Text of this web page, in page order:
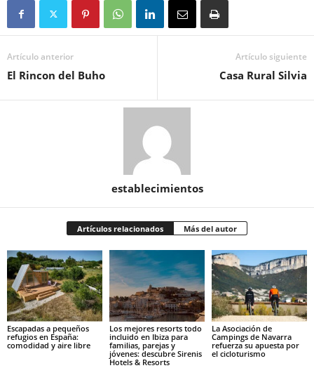
Artículo anterior
El Rincon del Buho
Artículo siguiente
Casa Rural Silvia
establecimientos
Artículos relacionados Más del autor
Escapadas a pequeños
refugios en España:
comodidad y aire libre
Los mejores resorts todo
incluido en Ibiza para
familias, parejas y
jóvenes: descubre Sirenis
Hotels & Resorts
La Asociación de
Campings de Navarra
refuerza su apuesta por
el cicloturismo